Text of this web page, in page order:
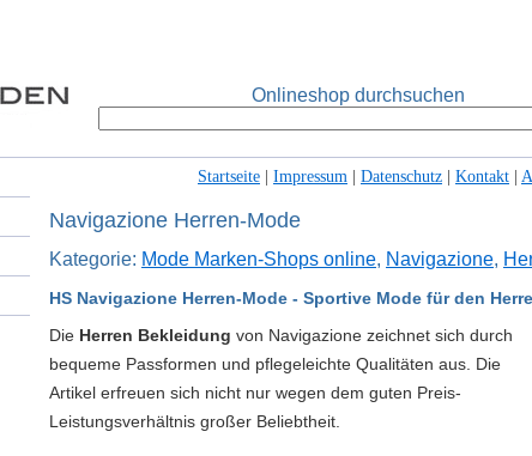
Onlineshop durchsuchen
Startseite Impressum Datenschutz Kontakt
Navigazione Herren-Mode
Kategorie: Mode Marken-Shops online, Navigazione,
HS Navigazione Herren-Mode - Sportive Mode für den
Die Herren Bekleidung von Navigazione zeichnet sich durch
bequeme Passformen und pflegeleichte Qualitäten aus. Die
Artikel erfreuen sich nicht nur wegen dem guten Preis-
Leistungsverhältnis großer Beliebtheit.